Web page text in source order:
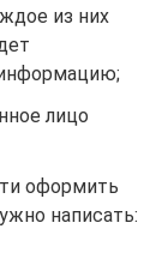
из них
лицо
оформить
написать: